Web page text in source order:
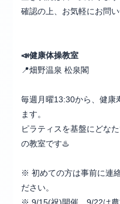
確認の上、お気軽にお問い
📣健康体操教室
📍畑野温泉 松泉閣
毎週月曜13:30から、健康
ます。
ピラティスを基盤にどな
の教室です♨️
※ 初めての方は事前に連
ださい。